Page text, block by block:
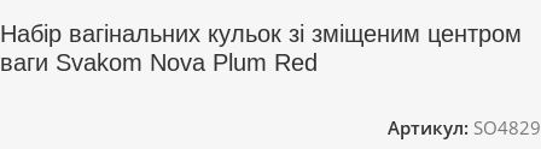
Набір вагінальних кульок зі зміщеним центром
ваги Svakom Nova Plum Red
Артикул: SO4829